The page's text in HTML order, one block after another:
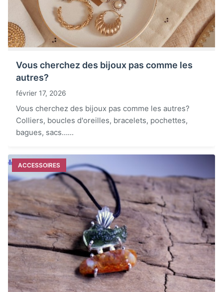
Vous cherchez des bijoux pas comme les
autres?
février 17, 2026
Vous cherchez des bijoux pas comme les autres?
Colliers, boucles d'oreilles, bracelets, pochettes,
bagues, sacs…...
ACCESSOIRES